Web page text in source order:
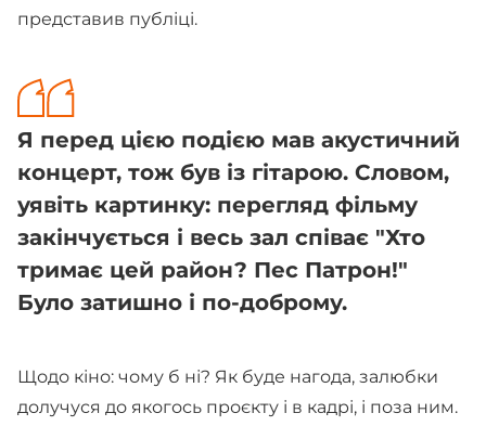
представив публіці.
Я перед цією подією мав акустичний
концерт, тож був із гітарою. Словом,
уявіть картинку: перегляд фільму
закінчується і весь зал співає "Хто
тримає цей район? Пес Патрон!"
Було затишно і по-доброму.
Щодо кіно: чому б ні? Як буде нагода, залюбки
долучуся до якогось проєкту і в кадрі, і поза ним.